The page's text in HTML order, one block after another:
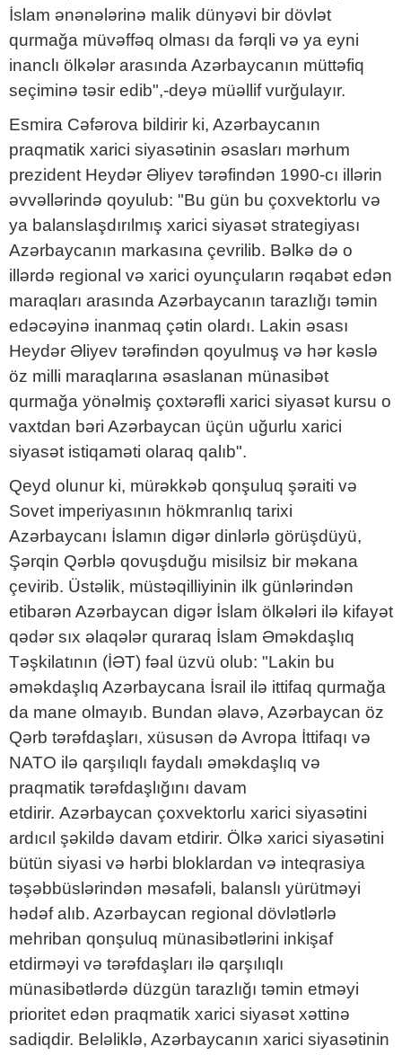
İslam ənənələrinə malik dünyəvi bir dövlət
qurmağa müvəffəq olması da fərqli və ya eyni
inanclı ölkələr arasında Azərbaycanın müttəfiq
seçiminə təsir edib",-deyə müəllif vurğulayır.
Esmira Cəfərova bildirir ki, Azərbaycanın
praqmatik xarici siyasətinin əsasları mərhum
prezident Heydər Əliyev tərəfindən 1990-cı illərin
əvvəllərində qoyulub: "Bu gün bu çoxvektorlu və
ya balanslaşdırılmış xarici siyasət strategiyası
Azərbaycanın markasına çevrilib. Bəlkə də o
illərdə regional və xarici oyunçuların rəqabət edən
maraqları arasında Azərbaycanın tarazlığı təmin
edəcəyinə inanmaq çətin olardı. Lakin əsası
Heydər Əliyev tərəfindən qoyulmuş və hər kəslə
öz milli maraqlarına əsaslanan münasibət
qurmağa yönəlmiş çoxtərəfli xarici siyasət kursu o
vaxtdan bəri Azərbaycan üçün uğurlu xarici
siyasət istiqaməti olaraq qalıb".
Qeyd olunur ki, mürəkkəb qonşuluq şəraiti və
Sovet imperiyasının hökmranlıq tarixi
Azərbaycanı İslamın digər dinlərlə görüşdüyü,
Şərqin Qərblə qovuşduğu misilsiz bir məkana
çevirib. Üstəlik, müstəqilliyinin ilk günlərindən
etibarən Azərbaycan digər İslam ölkələri ilə kifayət
qədər sıx əlaqələr quraraq İslam Əməkdaşlıq
Təşkilatının (İƏT) fəal üzvü olub: "Lakin bu
əməkdaşlıq Azərbaycana İsrail ilə ittifaq qurmağa
da mane olmayıb. Bundan əlavə, Azərbaycan öz
Qərb tərəfdaşları, xüsusən də Avropa İttifaqı və
NATO ilə qarşılıqlı faydalı əməkdaşlıq və
praqmatik tərəfdaşlığını davam
etdirir. Azərbaycan çoxvektorlu xarici siyasətini
ardıcıl şəkildə davam etdirir. Ölkə xarici siyasətini
bütün siyasi və hərbi bloklardan və inteqrasiya
təşəbbüslərindən məsafəli, balanslı yürütməyi
hədəf alıb. Azərbaycan regional dövlətlərlə
mehriban qonşuluq münasibətlərini inkişaf
etdirməyi və tərəfdaşları ilə qarşılıqlı
münasibətlərdə düzgün tarazlığı təmin etməyi
prioritet edən praqmatik xarici siyasət xəttinə
sadiqdir. Beləliklə, Azərbaycanın xarici siyasətinin